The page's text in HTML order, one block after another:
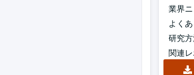
業界
よく
研究
関連